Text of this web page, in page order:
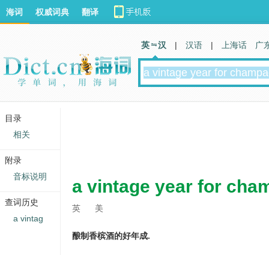
a vintage year for
英 美
酿制香槟酒的好年成.
海词 权威词典 翻译
英 汉 | 汉语 | 上海话 广
目录
相关
附录
音标说明
查词历史
a vintag